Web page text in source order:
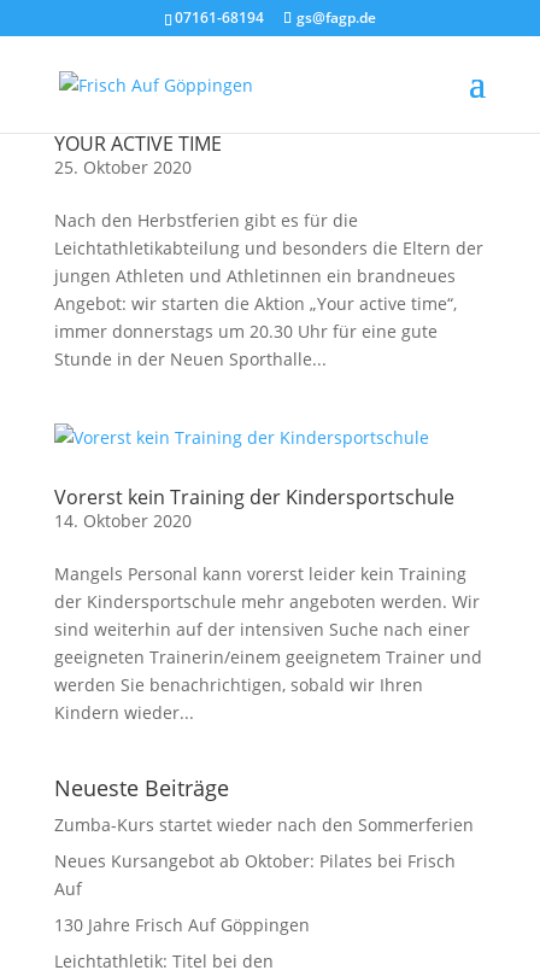
07161-68194 gs@fagp.de
YOUR ACTIVE TIME
25. Oktober 2020
Nach den Herbstferien gibt es für die
Leichtathletikabteilung und besonders die Eltern der
jungen Athleten und Athletinnen ein brandneues
Angebot: wir starten die Aktion „Your active time“,
immer donnerstags um 20.30 Uhr für eine gute
Stunde in der Neuen Sporthalle...
Vorerst kein Training der Kindersportschule
14. Oktober 2020
Mangels Personal kann vorerst leider kein Training
der Kindersportschule mehr angeboten werden. Wir
sind weiterhin auf der intensiven Suche nach einer
geeigneten Trainerin/einem geeignetem Trainer und
werden Sie benachrichtigen, sobald wir Ihren
Kindern wieder...
Neueste Beiträge
Zumba-Kurs startet wieder nach den Sommerferien
Neues Kursangebot ab Oktober: Pilates bei Frisch
Auf
130 Jahre Frisch Auf Göppingen
Leichtathletik: Titel bei den